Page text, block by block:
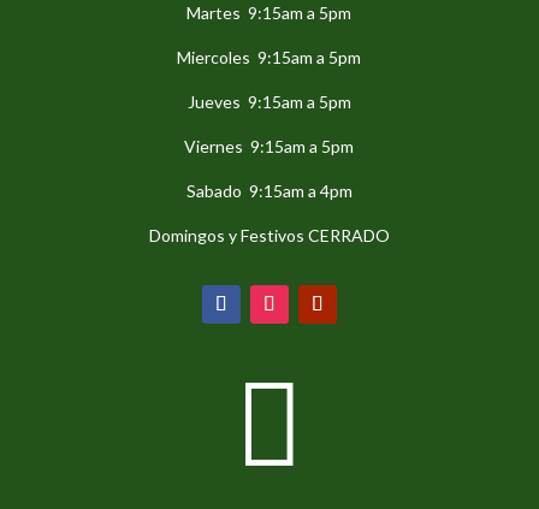
Martes 9:15am a 5pm
Miercoles 9:15am a 5pm
Jueves 9:15am a 5pm
Viernes 9:15am a 5pm
Sabado 9:15am a 4pm
Domingos y Festivos CERRADO
